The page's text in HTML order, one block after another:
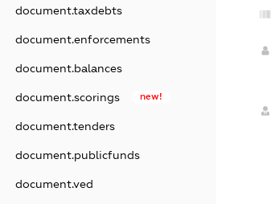
document.taxdebts
document.enforcements
document.balances
document.scorings new!
document.tenders
document.publicfunds
document.ved